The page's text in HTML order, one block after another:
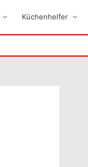
Küchenhelfer